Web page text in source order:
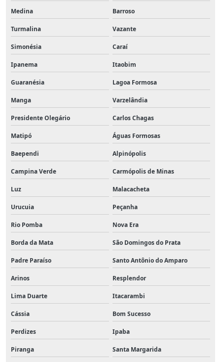
Medina Barroso
Turmalina Vazante
Simonésia Caraí
Ipanema Itaobim
Guaranésia Lagoa Formosa
Manga Varzelândia
Presidente Olegário Carlos Chagas
Matipó Águas Formosas
Baependi Alpinópolis
Campina Verde Carmópolis de Minas
Luz Malacacheta
Urucuia Peçanha
Rio Pomba Nova Era
Borda da Mata São Domingos do Prata
Padre Paraíso Santo Antônio do Amparo
Arinos Resplendor
Lima Duarte Itacarambi
Cássia Bom Sucesso
Perdizes Ipaba
Piranga Santa Margarida